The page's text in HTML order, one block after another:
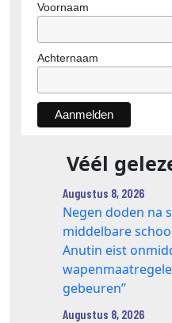
Voornaam
Achternaam
Véél
Augustus 8, 2026
Negen doden na
middelbare
Anutin eist
gebeuren”
Augustus 8, 2026